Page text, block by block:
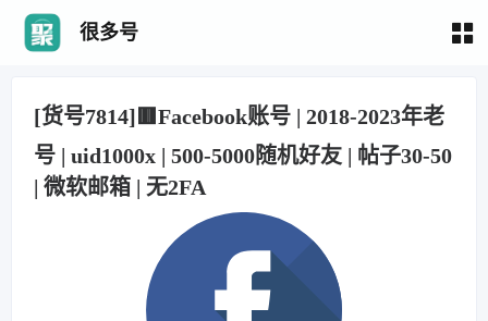
很多号
[货号7814]🟥Facebook账号 | 2018-2023年老
号 | uid1000x | 500-5000随机好友 | 帖子30-50
| 微软邮箱 | 无2FA